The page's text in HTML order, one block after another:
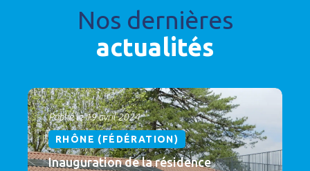
Nos dernières
actualités
Publié le 19 avril 2024
RHÔNE (FÉDÉRATION)
Inauguration de la résidence